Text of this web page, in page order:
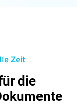
Zeit
die